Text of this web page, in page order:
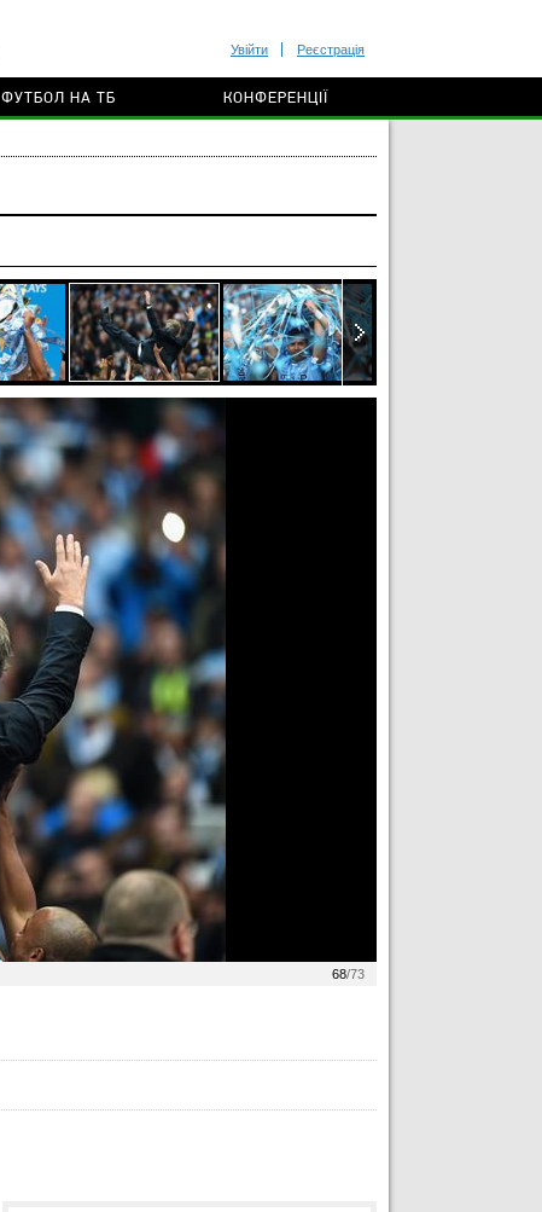
Увійти Реєстрація
ФУТБОЛ НА ТБ КОНФЕРЕНЦІЇ
68/73